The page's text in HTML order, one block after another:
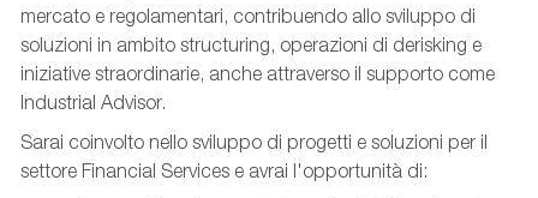
mercato e regolamentari, contribuendo allo sviluppo di
soluzioni in ambito structuring, operazioni di derisking e
iniziative straordinarie, anche attraverso il supporto come
Industrial Advisor.
Sarai coinvolto nello sviluppo di progetti e soluzioni per il
settore Financial Services e avrai l'opportunità di: